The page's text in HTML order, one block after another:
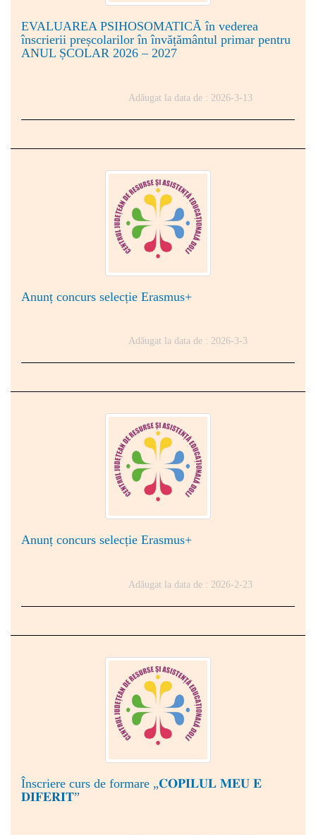
EVALUAREA PSIHOSOMATICĂ în vederea
înscrierii preșcolarilor în învățământul primar pentru
ANUL ȘCOLAR 2026 – 2027
Adăugat la data de : 2026-3-13
Anunț concurs selecție Erasmus+
Adăugat la data de : 2026-3-3
Anunț concurs selecție Erasmus+
Adăugat la data de : 2026-2-23
Înscriere curs de formare „𝐂𝐎𝐏𝐈𝐋𝐔𝐋 𝐌𝐄𝐔 𝐄
𝐃𝐈𝐅𝐄𝐑𝐈𝐓”